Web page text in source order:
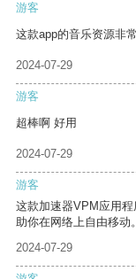
游客
这款app的音乐资源非
2024-07-29
游客
超棒啊 好用
2024-07-29
游客
这款加速器VPM应用
助你在网络上自由移动。
2024-07-29